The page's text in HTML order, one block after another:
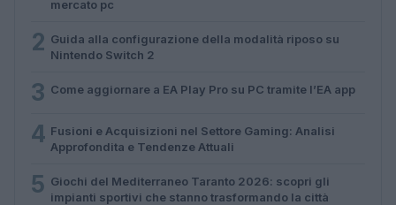
mercato pc
2 Guida alla configurazione della modalità riposo su
Nintendo Switch 2
3 Come aggiornare a EA Play Pro su PC tramite l’EA app
4 Fusioni e Acquisizioni nel Settore Gaming: Analisi
Approfondita e Tendenze Attuali
5 Giochi del Mediterraneo Taranto 2026: scopri gli
impianti sportivi che stanno trasformando la città